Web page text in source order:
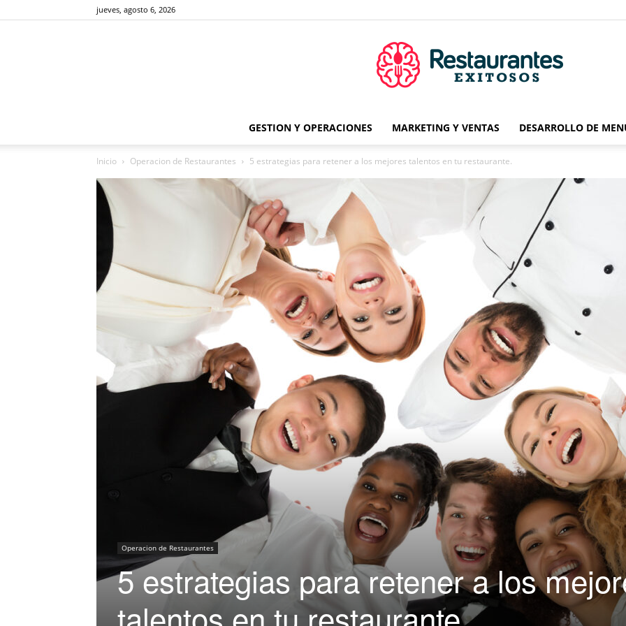
jueves, agosto 6, 2026
Restaurantes
Exitosos
|
Capacitación
para
Restaurantes
GESTION Y OPERACIONES MARKETING Y VENTAS DESARROLLO DE
Inicio Operacion de Restaurantes 5 estrategias para retener a los mejores talentos en tu restaurante.
Operacion de Restaurantes
5 estrategias para retener a los